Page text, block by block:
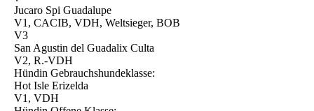
Jucaro Spi Guadalupe
V1, CACIB, VDH, Weltsieger, BOB
V3
San Agustin del Guadalix Culta
V2, R.-VDH
Hündin Gebrauchshundeklasse:
Hot Isle Erizelda
V1, VDH